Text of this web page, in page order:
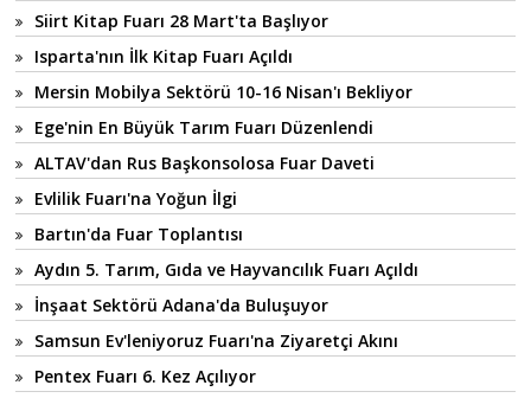
Siirt Kitap Fuarı 28 Mart'ta Başlıyor
Isparta'nın İlk Kitap Fuarı Açıldı
Mersin Mobilya Sektörü 10-16 Nisan'ı Bekliyor
Ege'nin En Büyük Tarım Fuarı Düzenlendi
ALTAV'dan Rus Başkonsolosa Fuar Daveti
Evlilik Fuarı'na Yoğun İlgi
Bartın'da Fuar Toplantısı
Aydın 5. Tarım, Gıda ve Hayvancılık Fuarı Açıldı
İnşaat Sektörü Adana'da Buluşuyor
Samsun Ev'leniyoruz Fuarı'na Ziyaretçi Akını
Pentex Fuarı 6. Kez Açılıyor